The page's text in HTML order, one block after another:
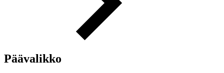
Päävalikko